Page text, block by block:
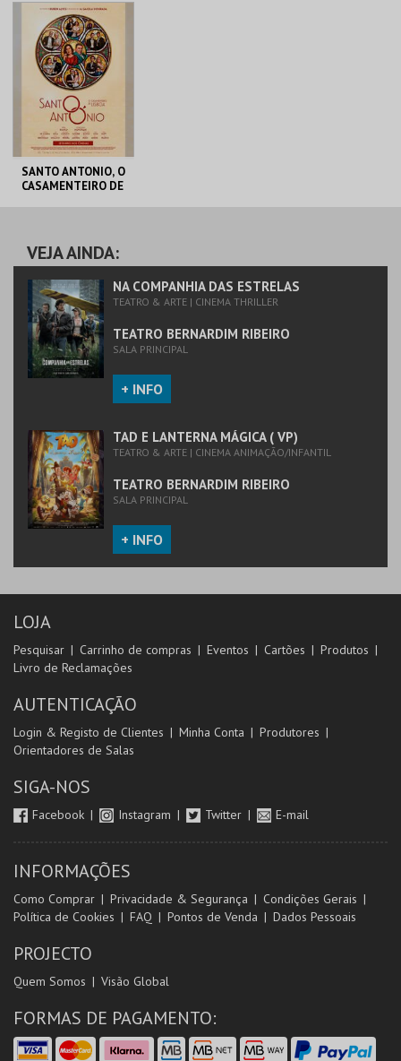
TEATRO BERNARDIM
RIBEIRO
MAIS INFO
COMPRAR
SANTO ANTONIO, O
CASAMENTEIRO DE
RIBEIRO
MAIS INFO
COMPRAR
VEJA AINDA:
NA COMPANHIA DAS ESTRELAS
TEATRO & ARTE | CINEMA THRILLER
TEATRO BERNARDIM RIBEIRO
SALA PRINCIPAL
+ INFO
TAD E LANTERNA MÁGICA ( VP)
TEATRO & ARTE | CINEMA ANIMAÇÃO/INFANTIL
TEATRO BERNARDIM RIBEIRO
SALA PRINCIPAL
+ INFO
LOJA
Pesquisar Carrinho de compras Eventos Cartões
Produtos
Livro de Reclamações
AUTENTICAÇÃO
Login & Registo de Clientes Minha Conta
Produtores
Orientadores de Salas
SIGA-NOS
Facebook Instagram Twitter E-mail
INFORMAÇÕES
Como Comprar Privacidade & Segurança
Condições Gerais
Política de Cookies
FAQ Pontos de Venda Dados Pessoais
PROJECTO
Quem Somos Visão Global
FORMAS DE PAGAMENTO: